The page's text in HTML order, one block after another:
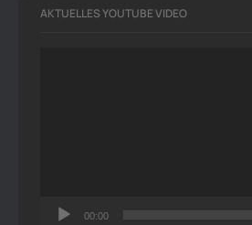
AKTUELLES YOUTUBE VIDEO
00:00